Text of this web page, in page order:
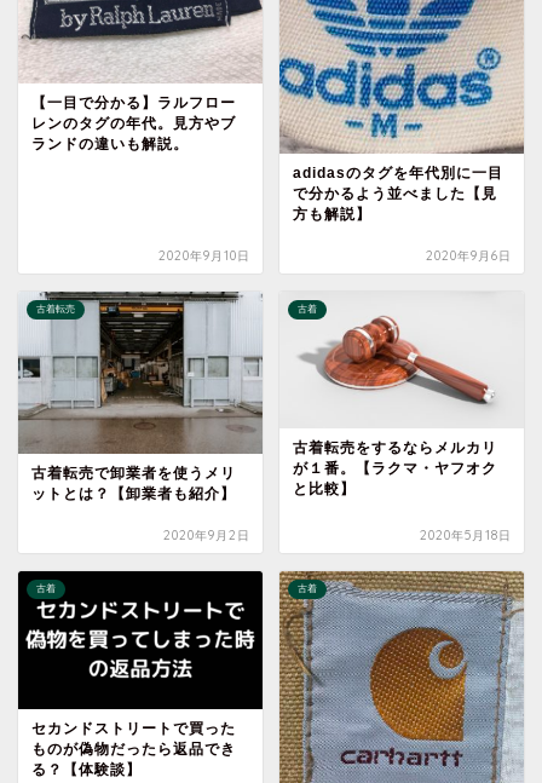
【一目で分かる】ラルフロー
レンのタグの年代。見方やブ
ランドの違いも解説。
2020年9月10日
adidasのタグを年代別に一目
で分かるよう並べました【見
方も解説】
2020年9月6日
古着転売
古着転売で卸業者を使うメリ
ットとは？【卸業者も紹介】
2020年9月2日
古着
古着転売をするならメルカリ
が１番。【ラクマ・ヤフオク
と比較】
2020年5月18日
古着
セカンドストリートで買った
ものが偽物だったら返品でき
る？【体験談】
古着